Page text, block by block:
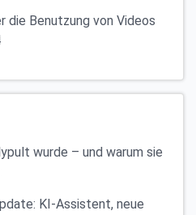
die Benutzung von Videos
wurde – und warum sie
KI-Assistent, neue